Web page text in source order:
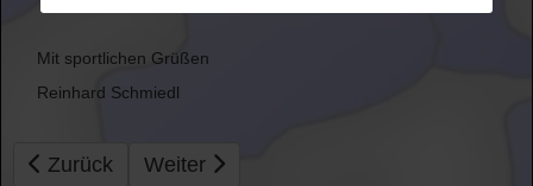
Mit sportlichen Grüßen
Reinhard Schmiedl
Vorheriger Beitrag: parasport.de
Zurück Nächster Beitrag: Boule: Berichte und
Weiter